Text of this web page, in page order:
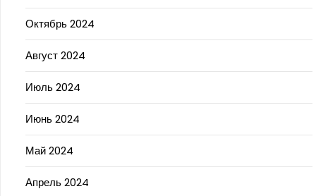
Октябрь 2024
Август 2024
Июль 2024
Июнь 2024
Май 2024
Апрель 2024